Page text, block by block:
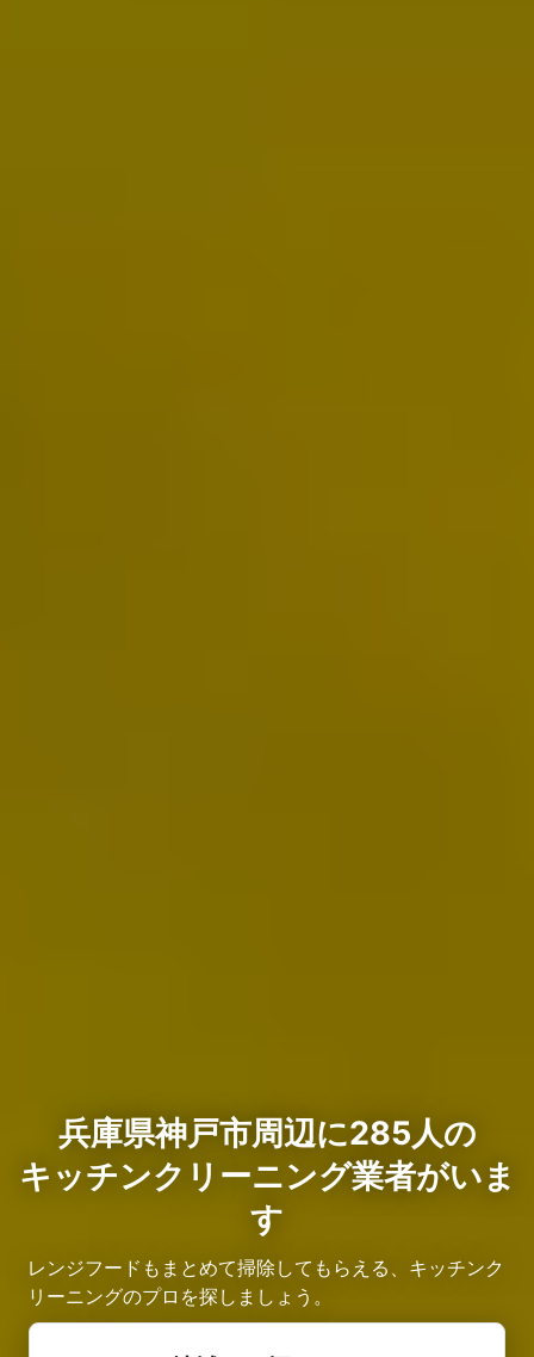
兵庫県神戸市周辺に285人の
キッチンクリーニング業者がいま
す
レンジフードもまとめて掃除してもらえる、キッチンク
リーニングのプロを探しましょう。